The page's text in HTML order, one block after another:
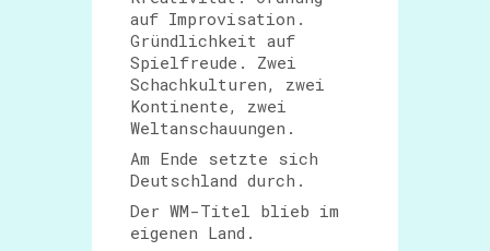
auf Improvisation.
Gründlichkeit auf
Spielfreude. Zwei
Schachkulturen, zwei
Kontinente, zwei
Weltanschauungen.
Am Ende setzte sich
Deutschland durch.
Der WM-Titel blieb im
eigenen Land.